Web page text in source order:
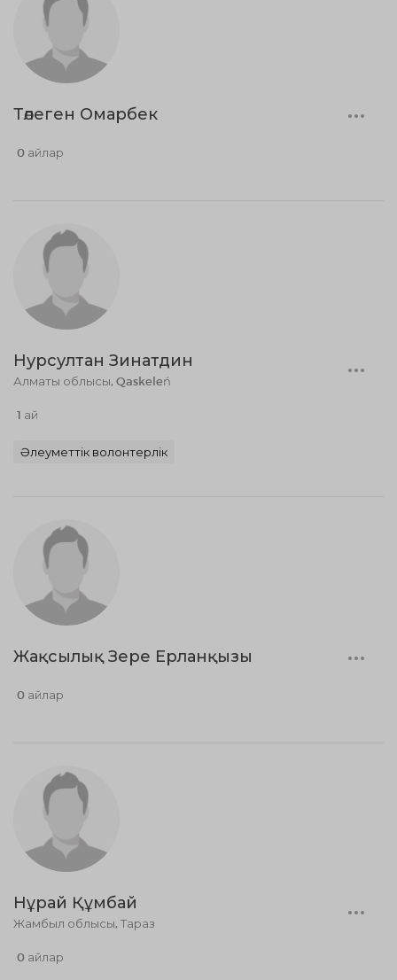
Төлеген Омарбек
0 айлар
Нурсултан Зинатдин
Алматы облысы, Qaskeleń
1 ай
Әлеуметтік волонтерлік
Жақсылық Зере Ерланқызы
0 айлар
Нұрай Құмбай
Жамбыл облысы, Тараз
0 айлар